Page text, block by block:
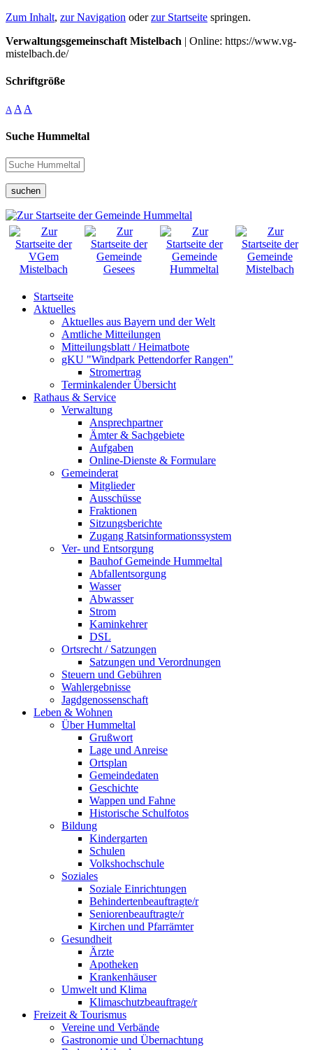
Zum Inhalt, zur Navigation oderzur Startseite springen.
Verwaltungsgemeinschaft Mistelbach | Online: https://www.vg-
mistelbach.de/
Schriftgröße
A A A
Suche Hummeltal
suchen
Startseite
Aktuelles
Aktuelles aus Bayern und der Welt
Amtliche Mitteilungen
Mitteilungsblatt / Heimatbote
gKU "Windpark Pettendorfer Rangen"
Stromertrag
Terminkalender Übersicht
Rathaus & Service
Verwaltung
Ansprechpartner
Ämter & Sachgebiete
Aufgaben
Online-Dienste & Formulare
Gemeinderat
Mitglieder
Ausschüsse
Fraktionen
Sitzungsberichte
Zugang Ratsinformationssystem
Ver- und Entsorgung
Bauhof Gemeinde Hummeltal
Abfallentsorgung
Wasser
Abwasser
Strom
Kaminkehrer
DSL
Ortsrecht / Satzungen
Satzungen und Verordnungen
Steuern und Gebühren
Wahlergebnisse
Jagdgenossenschaft
Leben & Wohnen
Über Hummeltal
Grußwort
Lage und Anreise
Ortsplan
Gemeindedaten
Geschichte
Wappen und Fahne
Historische Schulfotos
Bildung
Kindergarten
Schulen
Volkshochschule
Soziales
Soziale Einrichtungen
Behindertenbeauftragte/r
Seniorenbeauftragte/r
Kirchen und Pfarrämter
Gesundheit
Ärzte
Apotheken
Krankenhäuser
Umwelt und Klima
Klimaschutzbeauftrage/r
Freizeit & Tourismus
Vereine und Verbände
Gastronomie und Übernachtung